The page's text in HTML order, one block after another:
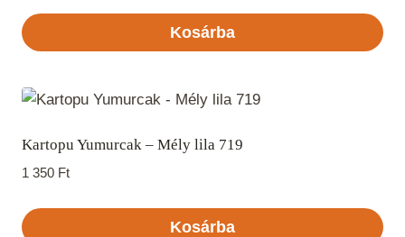
Kosárba
Kartopu Yumurcak – Mély lila 719
1 350 Ft
Kosárba